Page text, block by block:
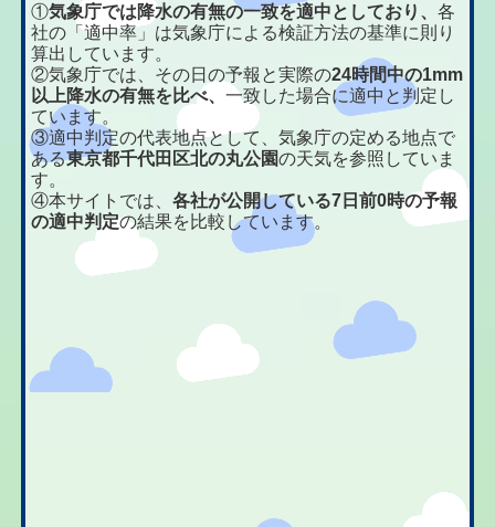
①気象庁では降水の有無の一致を適中としており、各
社の「適中率」は気象庁による検証方法の基準に則り
算出しています。
②気象庁では、その日の予報と実際の24時間中の1mm
以上降水の有無を比べ、一致した場合に適中と判定し
ています。
③適中判定の代表地点として、気象庁の定める地点で
ある東京都千代田区北の丸公園の天気を参照していま
す。
④本サイトでは、各社が公開している7日前0時の予報
の適中判定の結果を比較しています。